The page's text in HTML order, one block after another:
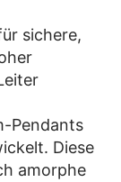
sichere,
Pendants
Diese
amorphe